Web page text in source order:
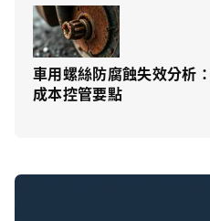
車用螺絲防腐蝕失效分析
成本控管要點